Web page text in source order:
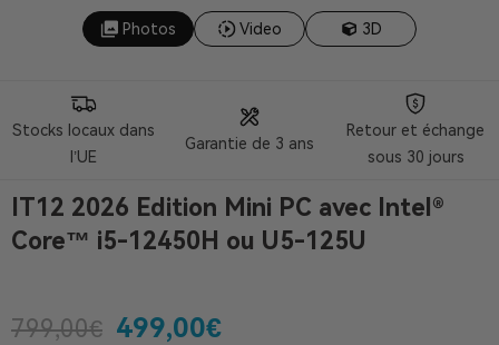
Photos Video 3D
Stocks locaux dans
l’UE
Garantie de 3 ans
Retour et échange
sous 30 jours
IT12 2026 Edition Mini PC avec Intel®
Core™ i5-12450H ou U5-125U
799,00€ 499,00€